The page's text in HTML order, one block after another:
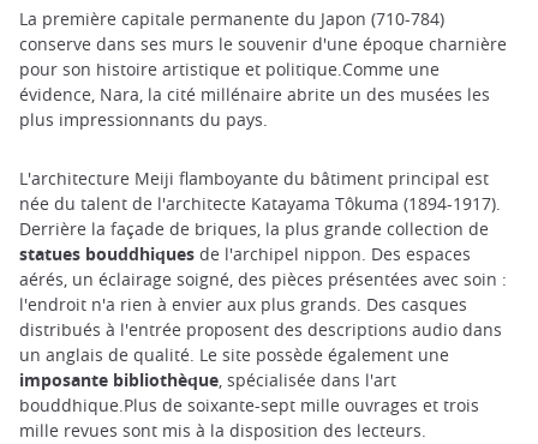
La première capitale permanente du Japon (710-784)
conserve dans ses murs le souvenir d'une époque charnière
pour son histoire artistique et politique.Comme une
évidence, Nara, la cité millénaire abrite un des musées les
plus impressionnants du pays.
L'architecture Meiji flamboyante du bâtiment principal est
née du talent de l'architecte Katayama Tôkuma (1894-1917).
Derrière la façade de briques, la plus grande collection de
statues bouddhiques de l'archipel nippon. Des espaces
aérés, un éclairage soigné, des pièces présentées avec soin :
l'endroit n'a rien à envier aux plus grands. Des casques
distribués à l'entrée proposent des descriptions audio dans
un anglais de qualité. Le site possède également une
imposante bibliothèque, spécialisée dans l'art
bouddhique.Plus de soixante-sept mille ouvrages et trois
mille revues sont mis à la disposition des lecteurs.